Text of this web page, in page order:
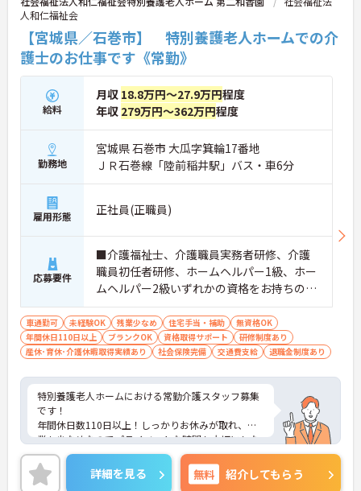
人和仁福祉会
【宮城県／石巻市】 特別養護老人ホームでの介
護士のお仕事です《常勤》
給料
月収 18.8万円～27.9万円程度
年収 279万円～362万円程度
勤務地
宮城県 石巻市 大瓜字箕輪17番地
ＪＲ石巻線「陸前稲井駅」バス・車6分
雇用形態 正社員(正職員)
応募要件
■介護福祉士、介護職員実務者研修、介護
職員初任者研修、ホームヘルパー1級、ホー
ムヘルパー2級いずれかの資格をお持ちの方
※経験があれば尚可 ■普通自動車運転免許
（AT限定可）
車通勤可 未経験OK 残業少なめ 住宅手当・補助
無資格OK
年間休日110日以上
ブランクOK 資格取得サポート
研修制度あり
産休･育休･介護休暇取得実績あり
社会保険完備 交通費支給 退職金制度あり
特別養護老人ホームにおける常勤介護スタッフ募集
です！
年間休日数110日以上！しっかりお休みが取れ、残
業も少なめなのでプライベートな時間も大切にしな
がら働けます！
ご興味ある方には、面接のポイントなど、さらに詳
細をお話致しますのでお気軽にご相談ください。
詳細を見る 無料 紹介してもらう